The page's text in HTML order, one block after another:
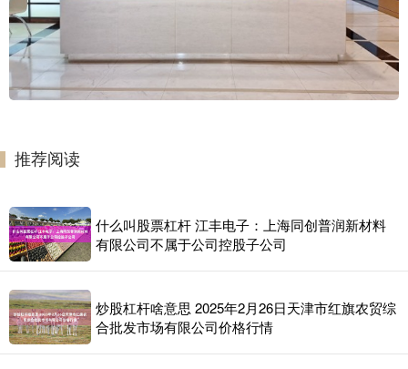
推荐阅读
什么叫股票杠杆 江丰电子：上海同创普润新材料
有限公司不属于公司控股子公司
炒股杠杆啥意思 2025年2月26日天津市红旗农贸综
合批发市场有限公司价格行情